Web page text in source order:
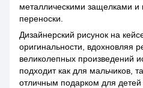
металлическими защелками и
переноски.
Дизайнерский рисунок на
оригинальности, вдохновляя
великолепных произведений
подходит как для мальчиков,
отличным подарком для детей